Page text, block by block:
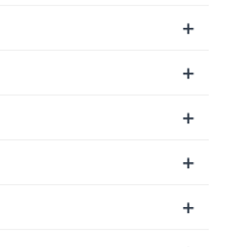
+
+
+
+
+